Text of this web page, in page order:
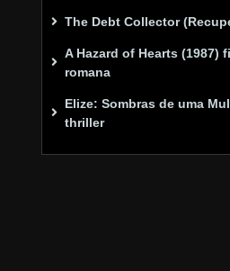
The Debt Collector
A Hazard of Hearts (1987)
romana
Elize: Sombras de uma
thriller